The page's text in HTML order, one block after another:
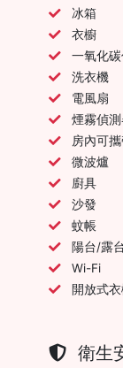
冰箱
衣櫥
一氧化
洗衣機
電風扇
煙霧偵測
房內可
微波爐
廚具
沙發
蚊帳
陽台/露
Wi-Fi
開放式
衛生